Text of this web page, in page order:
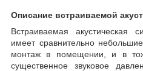
Описание встраиваемой
Встраиваемая акустическая
имеет сравнительно
монтаж в помещении, и в
существенное звуковое